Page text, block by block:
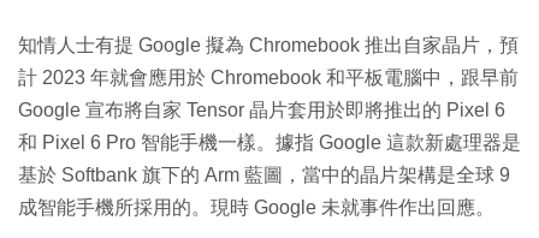
知情人士有提 Google 擬為 Chromebook 推出自家晶片，預
計 2023 年就會應用於 Chromebook 和平板電腦中，跟早前
Google 宣布將自家 Tensor 晶片套用於即將推出的 Pixel 6
和 Pixel 6 Pro 智能手機一樣。據指 Google 這款新處理器是
基於 Softbank 旗下的 Arm 藍圖，當中的晶片架構是全球 9
成智能手機所採用的。現時 Google 未就事件作出回應。